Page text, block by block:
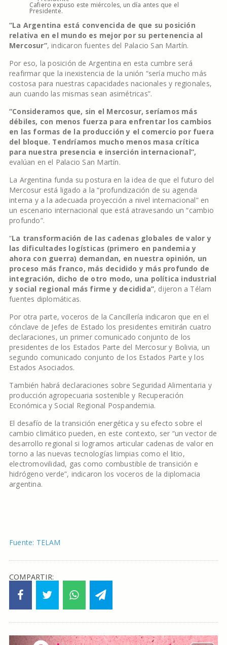
Cafiero expuso este miércoles, un día antes que el
Presidente.
“La Argentina está convencida de que su posición
relativa en el mundo es mejor por su pertenencia al
Mercosur”, indicaron fuentes del Palacio San Martín.
Por eso, la posición de Argentina en esta cumbre será
reafirmar que la inexistencia de la unión “sería mucho más
costosa para nuestras capacidades nacionales y regionales,
aun cuando las mismas sean asimétricas”.
“Consideramos que, sin el Mercosur, seríamos más
débiles, con menos fuerza para enfrentar los cambios
en las formas de la producción y el comercio por fuera
del bloque. Tendríamos mucho menos masa crítica
para nuestra presencia e inserción internacional”,
evalúan en el Palacio San Martín.
La Argentina funda su postura en la idea de que el futuro del
Mercosur está ligado a la “profundización de su agenda
interna y a la adecuada proyección a nivel internacional” en
un escenario internacional que está atravesando un “cambio
profundo”.
“La transformación de las cadenas globales de valor y
las dificultades logísticas (primero en pandemia y
ahora con guerra) demandan, en nuestra opinión, un
proceso más franco, más decidido y más profundo de
integración, dicho de otro modo, una política industrial
y social regional más firme y decidida”, dijeron a Télam
fuentes diplomáticas.
Por otra parte, voceros de la Cancillería indicaron que en el
cónclave de Jefes de Estado los presidentes emitirán cuatro
declaraciones, un primer comunicado conjunto de los
presidentes de los Estados Parte del Mercosur y Bolivia, un
segundo comunicado conjunto de los Estados Parte y los
Estados Asociados.
También habrá declaraciones sobre Seguridad Alimentaria y
producción agropecuaria sostenible y Recuperación
Económica y Social Regional Pospandemia.
El desafío de la transición energética y su efecto sobre el
cambio climático pueden, en este contexto, ser “un vector de
desarrollo regional si logramos articular cadenas de valor en
torno a las nuevas tecnologías limpias como el litio,
electromovilidad, gas como combustible de transición e
hidrógeno verde”, indicaron los voceros de la diplomacia
argentina.
Fuente: TELAM
COMPARTIR: